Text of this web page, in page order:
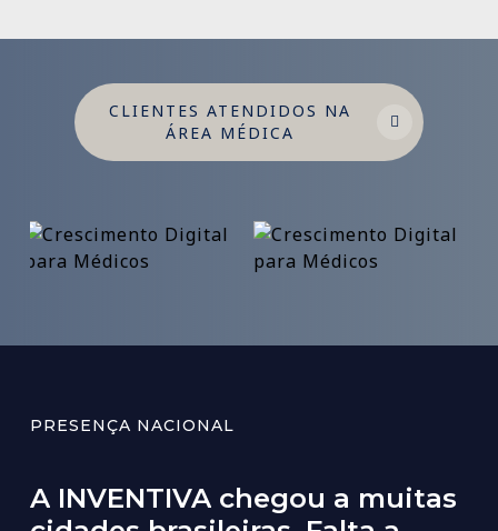
CLIENTES ATENDIDOS NA
ÁREA MÉDICA
PRESENÇA NACIONAL
A INVENTIVA chegou a muitas